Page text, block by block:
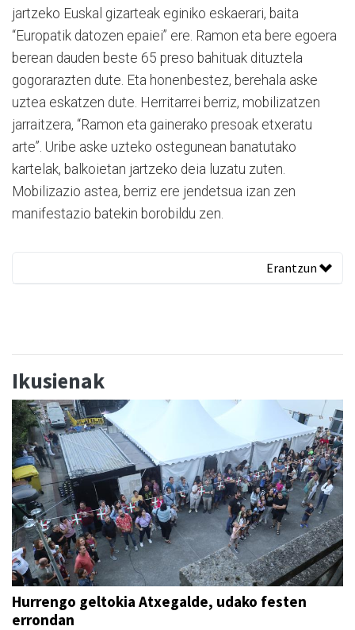
jartzeko Euskal gizarteak eginiko eskaerari, baita
“Europatik datozen epaiei” ere. Ramon eta bere egoera
berean dauden beste 65 preso bahituak dituztela
gogorarazten dute. Eta honenbestez, berehala aske
uztea eskatzen dute. Herritarrei berriz, mobilizatzen
jarraitzera, “Ramon eta gainerako presoak etxeratu
arte”. Uribe aske uzteko ostegunean banatutako
kartelak, balkoietan jartzeko deia luzatu zuten.
Mobilizazio astea, berriz ere jendetsua izan zen
manifestazio batekin borobildu zen.
Erantzun
Ikusienak
Hurrengo geltokia Atxegalde, udako festen
errondan